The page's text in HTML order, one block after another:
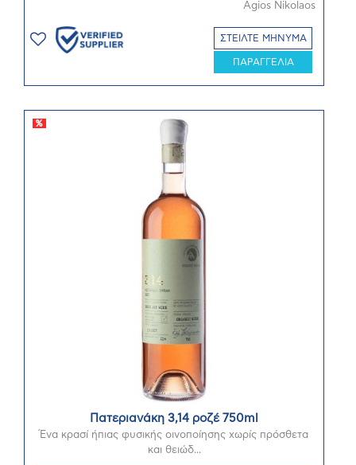
Agios Nikolaos
ΣΤΕΙΛΤΕ ΜΗΝΥΜΑ
ΠΑΡΑΓΓΕΛΙΑ
Πατεριανάκη 3,14 ροζέ 750ml
Ένα κρασί ήπιας φυσικής οινοποίησης χωρίς πρόσθετα
και θειώδ...